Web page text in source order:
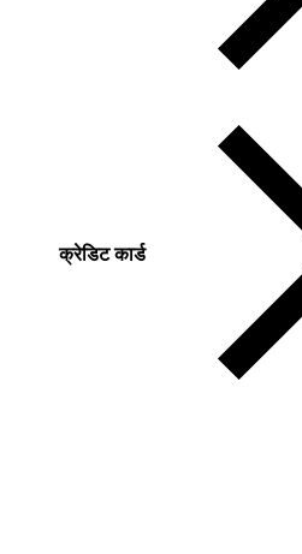
क्रेडिट कार्ड